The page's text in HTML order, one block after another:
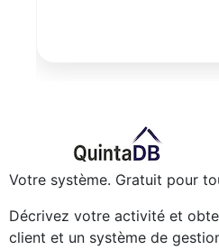
Votre système. Gratuit pour
Décrivez votre activité et
client et un système de